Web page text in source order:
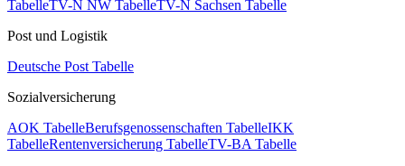
TabelleTV-N NW TabelleTV-N Sachsen Tabelle
Post und Logistik
Deutsche Post Tabelle
Sozialversicherung
AOK TabelleBerufsgenossenschaften TabelleIKK
TabelleRentenversicherung TabelleTV-BA Tabelle